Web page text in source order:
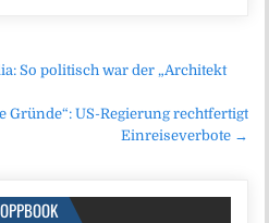
So politisch war der „Architekt
Gründe“: US-Regierung rechtfertigt
Einreiseverbote →